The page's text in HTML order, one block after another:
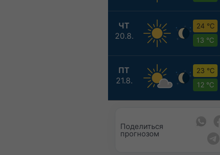
ЧТ
20.8.
24 °C
13 °C
ПТ
21.8.
23 °C
12 °C
Поделиться
прогнозом